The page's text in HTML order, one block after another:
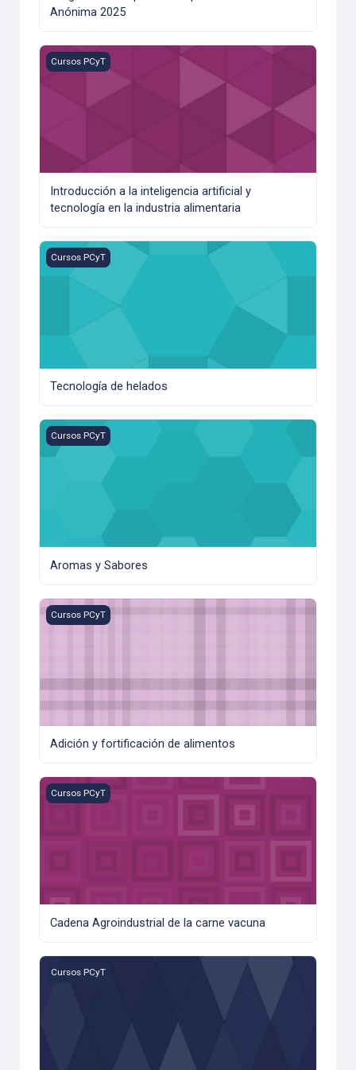
Anónima 2025
Introducción a la inteligencia artificial y tecnología en la
Cursos PCyT
Introducción a la inteligencia artificial y
tecnología en la industria alimentaria
Tecnología de helados
Cursos PCyT
Tecnología de helados
Aromas y Sabores
Cursos PCyT
Aromas y Sabores
Adición y fortificación de alimentos
Cursos PCyT
Adición y fortificación de alimentos
Cadena Agroindustrial de la carne vacuna
Cursos PCyT
Cadena Agroindustrial de la carne vacuna
Sport Foods
Cursos PCyT